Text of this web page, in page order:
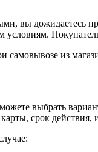
вы дожидаетесь
условиям.
из
выбрать
срок действия,